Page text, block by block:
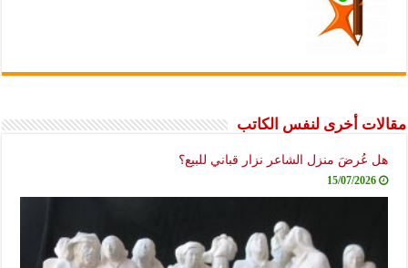
مقالات أخرى لنفس الكاتب
هل عُرضَ منزل الشاعر نزار قباني للبيع؟
15/07/2026